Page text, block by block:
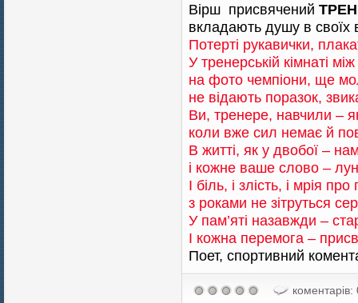
Вірш присвячений
вкладають душу в своїх
Потерті рукавички,
У тренерській кімнаті між
на фото чемпіони, ще
не відають поразок,
Ви, тренере, навчили –
коли вже сил немає й
В житті, як у двобої –
і кожне ваше слово –
І біль, і злість, і мрія
з роками не зітруться
У пам’яті назавжди –
І кожна перемога –
Поет, спортивний
коментарів: